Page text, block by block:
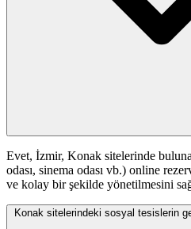
Evet, İzmir, Konak sitelerinde
odası, sinema odası vb.) online
ve kolay bir şekilde yönetilmesini
Konak sitelerindeki sosyal tesislerin